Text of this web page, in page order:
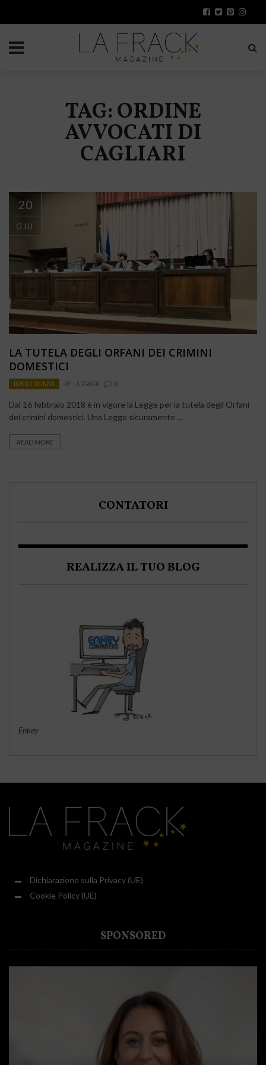
TAG: ORDINE
AVVOCATI DI
CAGLIARI
20
GIU
LA TUTELA DEGLI ORFANI DEI CRIMINI
DOMESTICI
ROSSO DONNA BY LA FRACK 0
Dal 16 febbraio 2018 è in vigore la Legge per la tutela degli Orfani
dei crimini domestici. Una Legge sicuramente ...
READ MORE
CONTATORI
REALIZZA IL TUO BLOG
Enkey
Dichiarazione sulla Privacy (UE)
Cookie Policy (UE)
SPONSORED